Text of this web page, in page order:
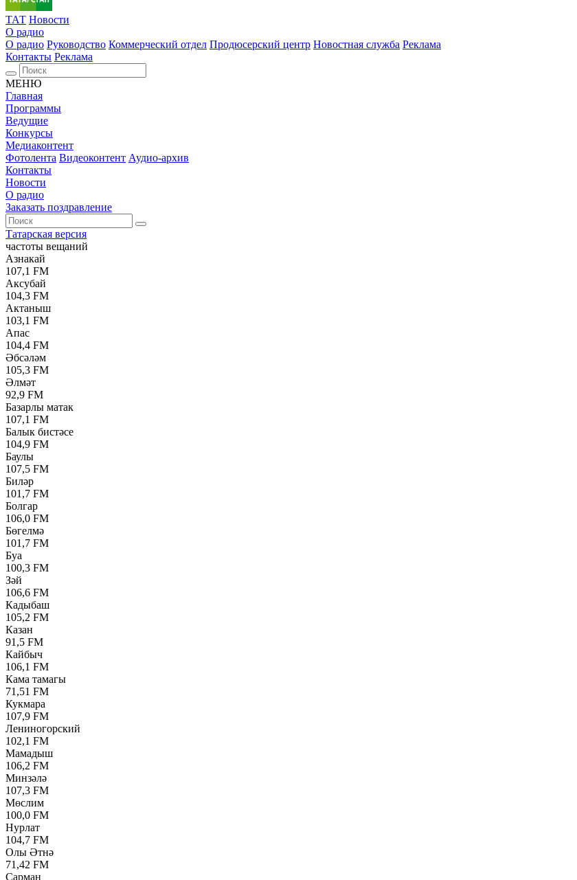
ТАТ Новости
О радио
О радио Руководство Коммерческий отдел Продюсерский центр Новостная служба Реклама
Контакты Реклама
МЕНЮ
Главная
Программы
Ведущие
Конкурсы
Медиаконтент
Фотолента Видеоконтент Аудио-архив
Контакты
Новости
О радио
Заказать поздравление
Татарская версия
частоты вещаний
Азнакай
107,1 FM
Аксубай
104,3 FM
Актаныш
103,1 FM
Апас
104,4 FM
Әбсәләм
105,3 FM
Әлмәт
92,9 FM
Базарлы матак
107,1 FM
Балык бистәсе
104,9 FM
Баулы
107,5 FM
Биләр
101,7 FM
Болгар
106,0 FM
Бөгелмә
101,7 FM
Буа
100,3 FM
Зәй
106,6 FM
Кадыбаш
105,2 FM
Казан
91,5 FM
Кайбыч
106,1 FM
Кама тамагы
71,51 FM
Кукмара
107,9 FM
Лениногорский
102,1 FM
Мамадыш
106,2 FM
Минзәлә
107,3 FM
Мөслим
100,0 FM
Нурлат
104,7 FM
Олы Әтнә
71,42 FM
Сарман